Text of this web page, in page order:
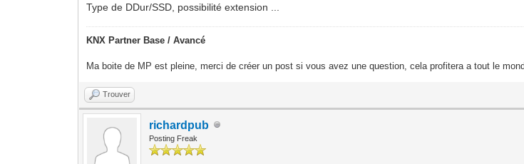
Type de DDur/SSD, possibilité extension ...
KNX Partner Base / Avancé
Ma boite de MP est pleine, merci de créer un post si vous avez une question, cela profitera a tout le
Trouver
richardpub
Posting Freak